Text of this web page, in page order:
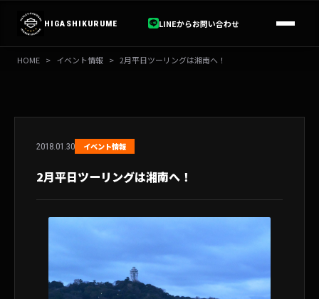
ス
HIGASHIKURUME LINEからお問い合わせ
HOME > イベント情報 > 2月平日ツーリングは湘南へ！
2018.01.30 イベント情報
2月平日ツーリングは湘南へ！